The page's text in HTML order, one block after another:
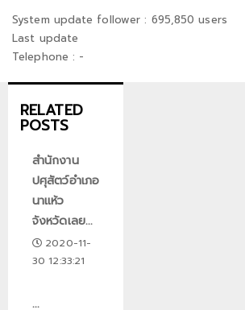
System update follower : 695,850 users
Last update
Telephone : -
RELATED
POSTS
สำนักงาน
ปศุสัตว์อำเภอ
นาแห้ว
จังหวัดเลย...
2020-11-
30 12:33:21
...